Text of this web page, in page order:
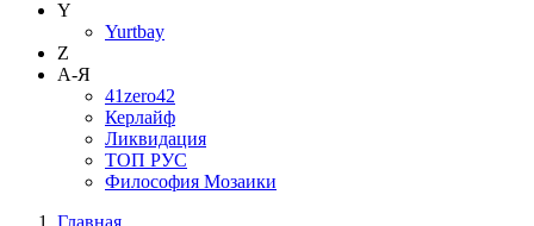
Y
Yurtbay
Z
А-Я
41zero42
Керлайф
Ликвидация
ТОП РУС
Философия Мозаики
Главная